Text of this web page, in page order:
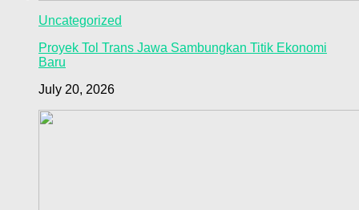
Uncategorized
Proyek Tol Trans Jawa Sambungkan Titik Ekonomi
Baru
July 20, 2026